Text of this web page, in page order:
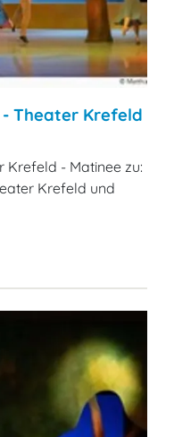
- Theater Krefeld
Krefeld - Matinee zu:
Krefeld und